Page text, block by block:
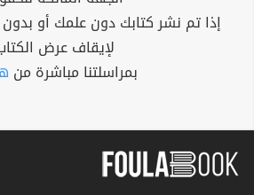
إذا تم نشر كتابك دون علمك أو بدون
لإيقاف عرض
بمراسلتنا مباشرة من